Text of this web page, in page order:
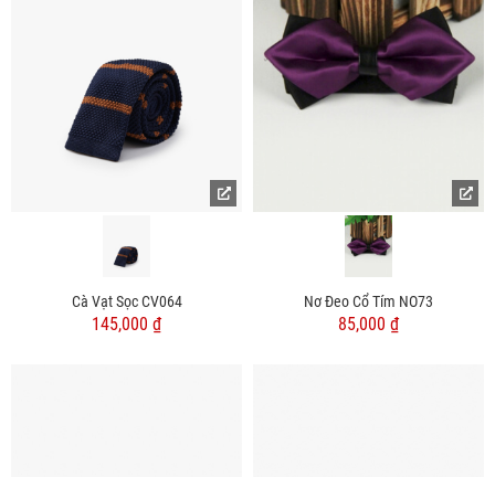
Cà Vạt Sọc CV064
145,000 ₫
Nơ Đeo Cổ Tím NO73
85,000 ₫